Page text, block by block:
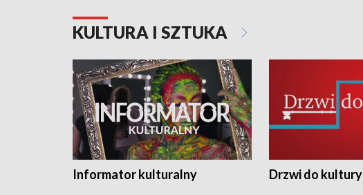
KULTURA I SZTUKA
Informator kulturalny Drzwi do kultury